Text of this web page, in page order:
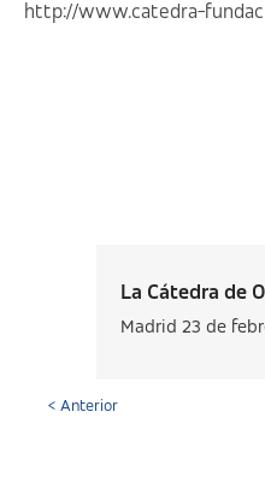
http://www.catedra-
La Cátedra de
Madrid 23 de
< Anterior